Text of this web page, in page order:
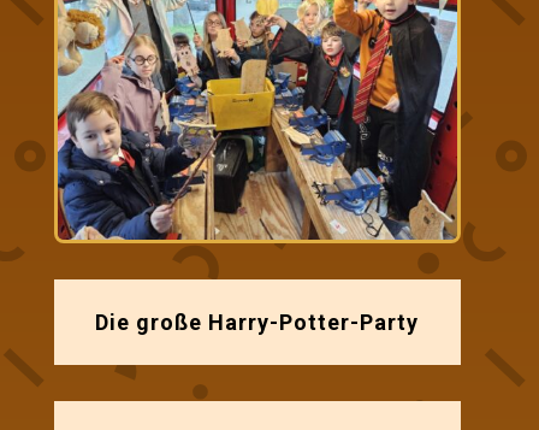
Die große Harry-Potter-Party